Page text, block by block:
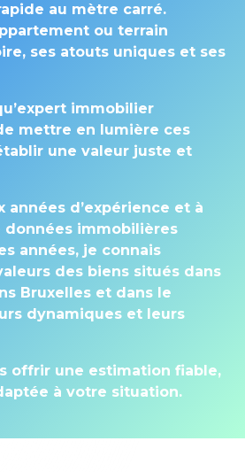
au mètre carré.
ou terrain
ses atouts uniques et ses
immobilier
mettre en lumière ces
une valeur juste et
années d’expérience et à
données immobilières
années, je connais
des biens situés dans
Bruxelles et dans le
dynamiques et leurs
offrir une estimation fiable,
à votre situation.